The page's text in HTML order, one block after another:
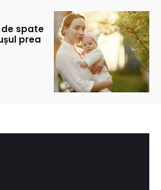
de spate
prea